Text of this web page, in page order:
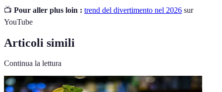
📺 Pour aller plus loin : trend del divertimento nel 2026 sur
YouTube
Articoli simili
Continua la lettura